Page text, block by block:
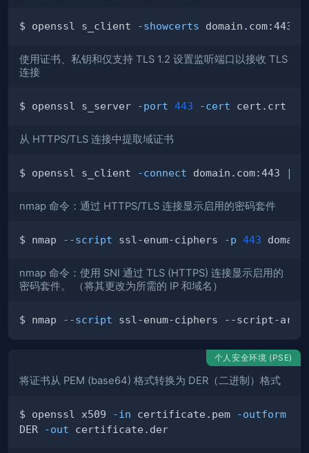
$ openssl s_client -showcerts
使用证书、私钥和仅支持 TLS 1.2 设置监听端口以接收 TLS
连接
$ openssl s_server -port 443 -cert cert.crt
从 HTTPS/TLS 连接中提取域证书
$ openssl s_client -connect domain.com:443 |
nmap 命令：通过 HTTPS/TLS 连接显示启用的密码套件
$ nmap --script ssl-enum-ciphers -p 443
nmap 命令：使用 SNI 通过 TLS (HTTPS) 连接显示启用的
密码套件。 （将其更改为所需的 IP 和域名）
$ nmap --script ssl-enum-ciphers --script-args
个人安全环境 (PSE)
将证书从 PEM (base64) 格式转换为 DER（二进制）格式
$ openssl x509 -in certif­ica­te.pem
-outform
DER
-out